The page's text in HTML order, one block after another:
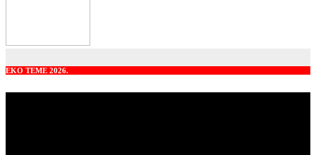
EKO TEME 2026.